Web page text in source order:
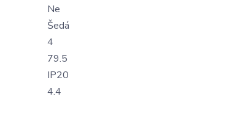
Ne
Šedá
4
79.5
IP20
4.4